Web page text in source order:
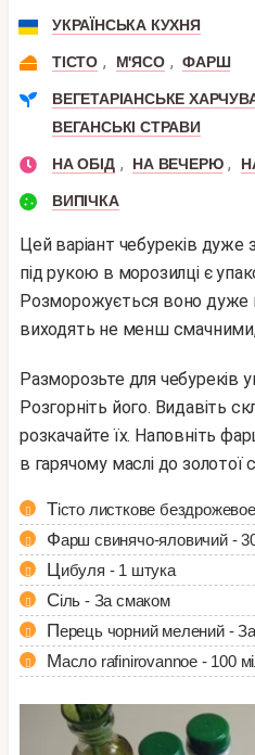
УКРАЇНСЬКА КУХНЯ
ТІСТО , М'ЯСО , ФАРШ
ВЕГЕТАРІАНСЬКЕ
ВЕГАНСЬКІ СТРАВИ
НА ОБІД , НА ВЕЧЕРЮ ,
ВИПІЧКА
Цей варіант чебуреків
під рукою в морозилці є
Розморожується воно дуже
виходять не менш смачними,
Разморозьте для чебуреків упаковочку тесту.
Розгорніть його. Видавіть
розкачайте їх. Наповніть
в гарячому маслі до
Тісто листкове
Фарш свинячо-яловичий -
Цибуля - 1 штука
Сіль - За смаком
Перець чорний мелений -
Масло rafinirovannoe - 100